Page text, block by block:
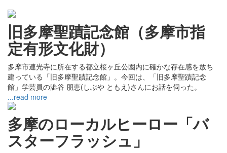
旧多摩聖蹟記念館（多摩市指
定有形文化財）
多摩市連光寺に所在する都立桜ヶ丘公園内に確かな存在感を放ち
建っている「旧多摩聖蹟記念館」。今回は、「旧多摩聖蹟記念
館」学芸員の澁谷 朋恵(しぶや ともえ)さんにお話を伺った。
...read more
多摩のローカルヒーロー「バ
スターフラッシュ」